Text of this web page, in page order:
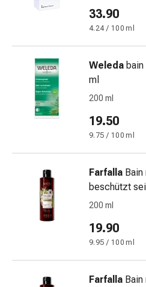
oculare
e
circolazione
Terapia
compressione
Cessazione
fumo
Disturbi
venosi
del
nervo
33.90
4.24 / 100 ml
Weleda
ml
200 ml
19.50
9.75 / 100 ml
Farfalla
beschützt
200 ml
19.90
9.95 / 100 ml
Farfalla